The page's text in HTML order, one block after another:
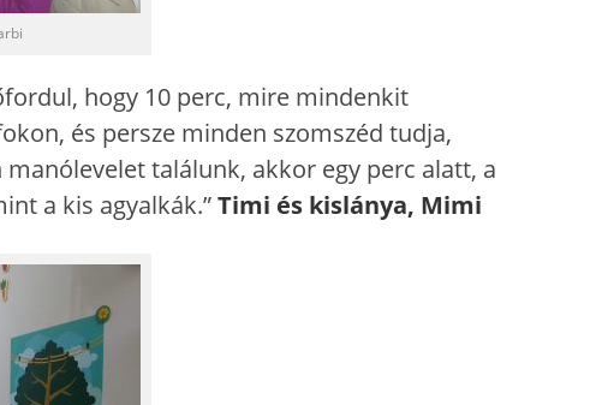
hogy 10 perc, mire mindenkit
és persze minden szomszéd tudja,
találunk, akkor egy perc alatt, a
a kis agyalkák.”Timi és kislánya, Mimi